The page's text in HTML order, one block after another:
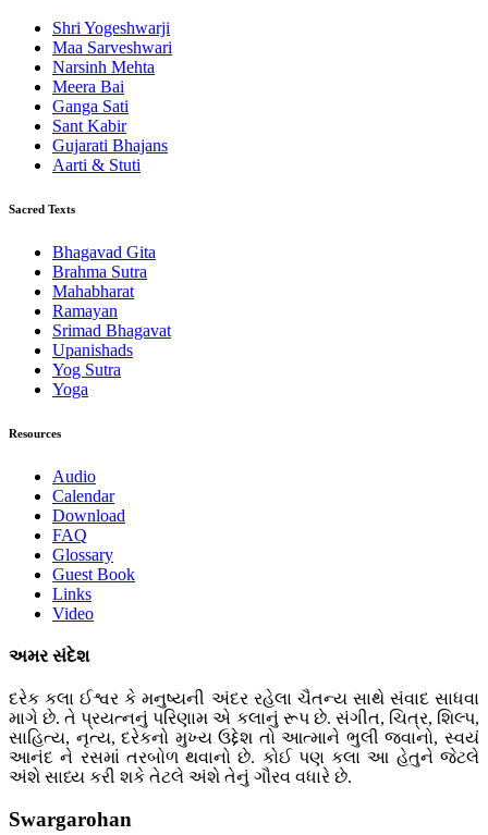
Shri Yogeshwarji
Maa Sarveshwari
Narsinh Mehta
Meera Bai
Ganga Sati
Sant Kabir
Gujarati Bhajans
Aarti & Stuti
Sacred Texts
Bhagavad Gita
Brahma Sutra
Mahabharat
Ramayan
Srimad Bhagavat
Upanishads
Yog Sutra
Yoga
Resources
Audio
Calendar
Download
FAQ
Glossary
Guest Book
Links
Video
અમર સંદેશ
દરેક કલા ઈશ્વર કે મનુષ્યની અંદર રહેલા ચૈતન્ય સાથે સંવાદ સાધવા
માગે છે. તે પ્રયત્નનું પરિણામ એ કલાનું રૂપ છે. સંગીત, ચિત્ર, શિલ્પ,
સાહિત્ય, નૃત્ય, દરેકનો મુખ્ય ઉદ્દેશ તો આત્માને ભુલી જવાનો, સ્વયં
આનંદ ને રસમાં તરબોળ થવાનો છે. કોઈ પણ કલા આ હેતુને જેટલે
અંશે સાધ્ય કરી શકે તેટલે અંશે તેનું ગૌરવ વધારે છે.
Swargarohan